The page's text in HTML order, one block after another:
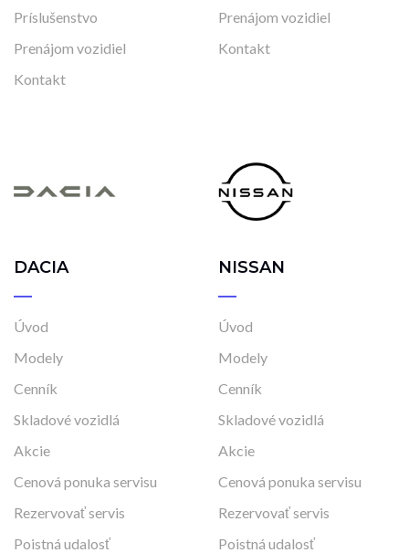
Príslušenstvo
Prenájom vozidiel
Kontakt
Prenájom vozidiel
Kontakt
DACIA
Úvod
Modely
Cenník
Skladové vozidlá
Akcie
Cenová ponuka servisu
Rezervovať servis
Poistná udalosť
NISSAN
Úvod
Modely
Cenník
Skladové vozidlá
Akcie
Cenová ponuka servisu
Rezervovať servis
Poistná udalosť